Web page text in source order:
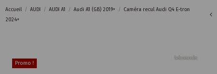
Accueil AUDI AUDI A1 Audi A1 (GB) 2019+
Caméra recul Audi Q4 E-tron
2024+
Promo !